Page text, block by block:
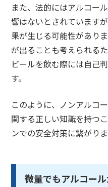
また、法的にはアルコー
響はないとされています
果が生じる可能性があり
が出ることも考えられる
ビールを飲む際には自己
す。
このように、ノンアルコ
関する正しい知識を持つ
ンでの安全対策に繋がりま
微量でもアルコー